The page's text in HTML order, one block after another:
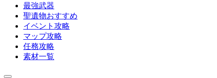
最強武器
聖遺物おすすめ
イベント攻略
マップ攻略
任務攻略
素材一覧